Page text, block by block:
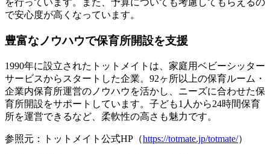
を行っています。また、予算についても考慮してもらえるの
で安心度が高くなっています。
豊富なノウハウで保育所開設を支援
1990年に設立されたトットメイトは、家庭用ベビーシッター
サービスからスタートした企業。92ヶ所以上の保育ルーム・
企業内保育所運営の ノウハウを活かし、ニーズに合わせた保
育所開設をサポート しています。子ども1人から24時間保育
所を運営できるなど、柔軟性の高さも魅力です。
参照元：トットメイト公式HP（https://totmate.jp/totmate/）